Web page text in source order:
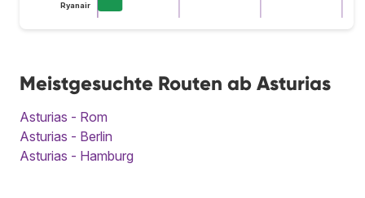
Ryanair
Meistgesuchte Routen ab Asturias
Asturias - Rom
Asturias - Berlin
Asturias - Hamburg